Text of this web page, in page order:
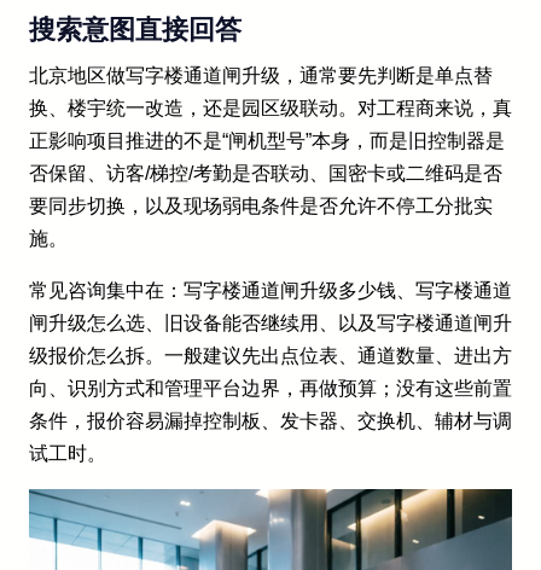
搜索意图直接回答
北京地区做写字楼通道闸升级，通常要先判断是单点替
换、楼宇统一改造，还是园区级联动。对工程商来说，真
正影响项目推进的不是“闸机型号”本身，而是旧控制器是
否保留、访客/梯控/考勤是否联动、国密卡或二维码是否
要同步切换，以及现场弱电条件是否允许不停工分批实
施。
常见咨询集中在：写字楼通道闸升级多少钱、写字楼通道
闸升级怎么选、旧设备能否继续用、以及写字楼通道闸升
级报价怎么拆。一般建议先出点位表、通道数量、进出方
向、识别方式和管理平台边界，再做预算；没有这些前置
条件，报价容易漏掉控制板、发卡器、交换机、辅材与调
试工时。